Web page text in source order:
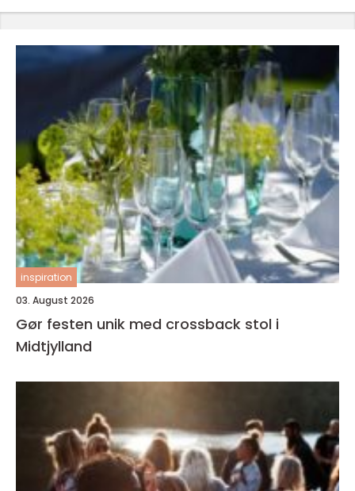
inspiration
03. August 2026
Gør festen unik med crossback stol i
Midtjylland